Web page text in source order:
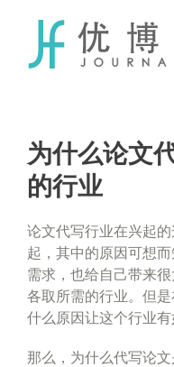
content
为什么论文
的行业
论文代写行业在兴起
起，其中的原因可想
需求，也给自己带来
各取所需的行业。但
什么原因让这个行业
那么，为什么代写论